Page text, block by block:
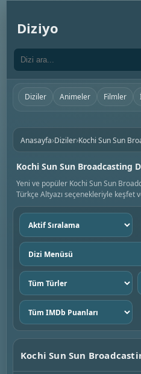
Diziyo
Diziler Animeler Filmler
Anasayfa›Diziler›Kochi Sun Sun
Kochi Sun Sun Broadcasting
Yeni ve popüler Kochi Sun Sun
Türkçe Altyazı seçenekleriyle keşfet
Sıralama
seç
Dizi
menüsü
Tür
seç
Yıl
IMDb
puanı
seç
Kochi Sun Sun